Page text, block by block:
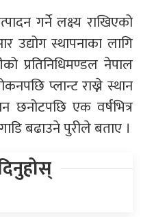
गर्ने लक्ष्य राखिएको
स्थापनाका लागि
प्रतिनिधिमण्डल नेपाल
प्लान्ट राख्ने स्थान
छनोटपछि एक वर्षभित्र
बढाउने पुरीले बताए ।